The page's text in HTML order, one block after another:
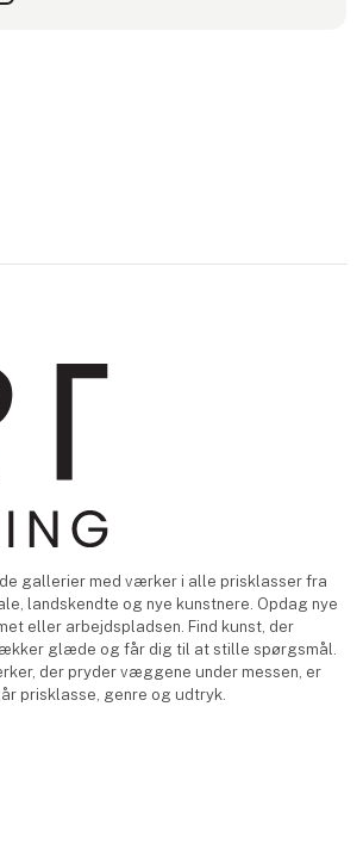
gallerier med værker i alle prisklasser fra
landskendte og nye kunstnere. Opdag nye
eller arbejdspladsen. Find kunst, der
glæde og får dig til at stille spørgsmål.
der pryder væggene under messen, er
prisklasse, genre og udtryk.